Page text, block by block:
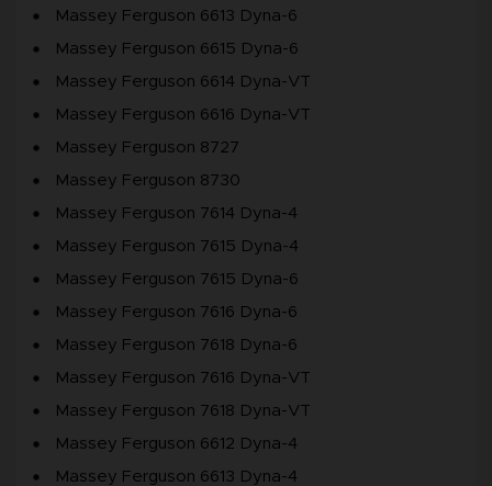
Massey Ferguson 6613 Dyna-6
Massey Ferguson 6615 Dyna-6
Massey Ferguson 6614 Dyna-VT
Massey Ferguson 6616 Dyna-VT
Massey Ferguson 8727
Massey Ferguson 8730
Massey Ferguson 7614 Dyna-4
Massey Ferguson 7615 Dyna-4
Massey Ferguson 7615 Dyna-6
Massey Ferguson 7616 Dyna-6
Massey Ferguson 7618 Dyna-6
Massey Ferguson 7616 Dyna-VT
Massey Ferguson 7618 Dyna-VT
Massey Ferguson 6612 Dyna-4
Massey Ferguson 6613 Dyna-4